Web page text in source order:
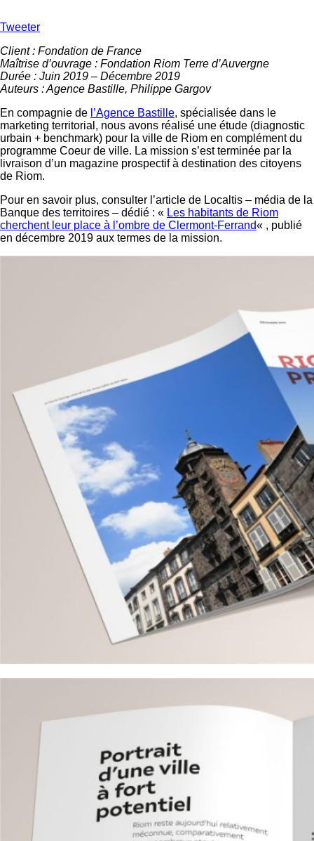
Tweeter
Client : Fondation de France
Maîtrise d’ouvrage : Fondation Riom Terre d’Auvergne
Durée : Juin 2019 – Décembre 2019
Auteurs : Agence Bastille, Philippe Gargov
En compagnie de l’Agence Bastille, spécialisée dans le
marketing territorial, nous avons réalisé une étude (diagnostic
urbain + benchmark) pour la ville de Riom en complément du
programme Coeur de ville. La mission s’est terminée par la
livraison d’un magazine prospectif à destination des citoyens
de Riom.
Pour en savoir plus, consulter l’article de Localtis – média de la
Banque des territoires – dédié : « Les habitants de Riom
cherchent leur place à l’ombre de Clermont-Ferrand« , publié
en décembre 2019 aux termes de la mission.